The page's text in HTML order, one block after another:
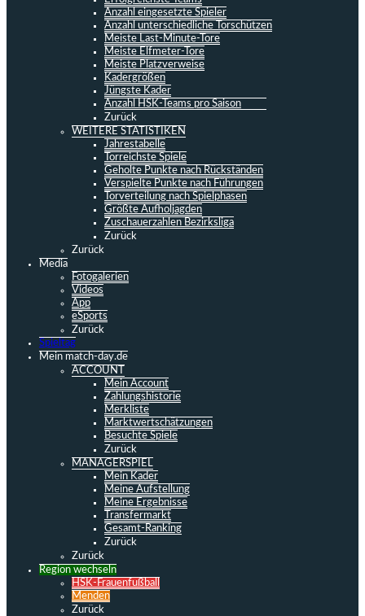
Anzahl eingesetzte Spieler
Anzahl unterschiedliche Torschützen
Meiste Last-Minute-Tore
Meiste Elfmeter-Tore
Meiste Platzverweise
Kadergrößen
Jüngste Kader
Anzahl HSK-Teams pro Saison
Zurück
WEITERE STATISTIKEN
Jahrestabelle
Torreichste Spiele
Geholte Punkte nach Rückständen
Verspielte Punkte nach Führungen
Torverteilung nach Spielphasen
Größte Aufholjagden
Zuschauerzahlen Bezirksliga
Zurück
Zurück
Media
Fotogalerien
Videos
App
eSports
Zurück
Spieltag
Mein match-day.de
ACCOUNT
Mein Account
Zahlungshistorie
Merkliste
Marktwertschätzungen
Besuchte Spiele
Zurück
MANAGERSPIEL
Mein Kader
Meine Aufstellung
Meine Ergebnisse
Transfermarkt
Gesamt-Ranking
Zurück
Zurück
Region wechseln
HSK-Frauenfußball
Menden
Zurück